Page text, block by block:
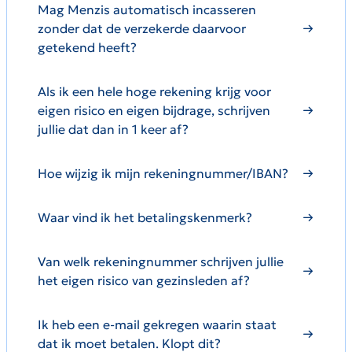
Mag Menzis automatisch incasseren
zonder dat de verzekerde daarvoor
getekend heeft?
Als ik een hele hoge rekening krijg voor
eigen risico en eigen bijdrage, schrijven
jullie dat dan in 1 keer af?
Hoe wijzig ik mijn rekeningnummer/IBAN?
Waar vind ik het betalingskenmerk?
Van welk rekeningnummer schrijven jullie
het eigen risico van gezinsleden af?
Ik heb een e-mail gekregen waarin staat
dat ik moet betalen. Klopt dit?